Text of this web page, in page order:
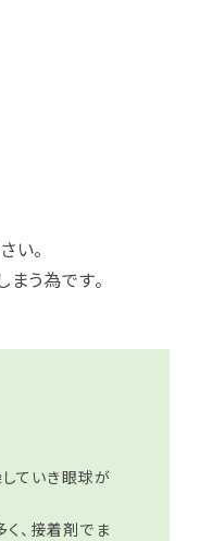
い。
う為です。
ていき眼球が
、接着剤でま